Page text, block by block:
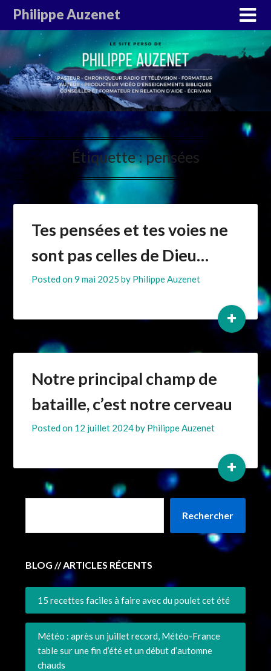
Philippe Auzenet
Étiquette :pensées
Tes pensées et tes voies ne
sont pas celles de Dieu…
Posted on9 mai 2025 by Philippe Auzenet
+
Notre principal champ de
bataille, c’est notre cerveau
Posted on 12 juillet 2024by Philippe Auzenet
+
Rechercher
BLOG // ARTICLES RÉCENTS
15 recettes faciles à faire avec du poulet cet été
Météo : après un juillet record, Météo-France
table sur une fin d’été et un début d’automne
chauds